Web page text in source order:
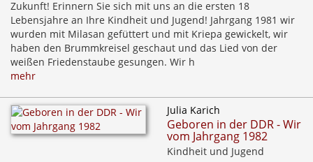
Zukunft! Erinnern Sie sich mit uns an die ersten 18
Lebensjahre an Ihre Kindheit und Jugend! Jahrgang 1981 wir
wurden mit Milasan gefüttert und mit Kriepa gewickelt, wir
haben den Brummkreisel geschaut und das Lied von der
weißen Friedenstaube gesungen. Wir h
mehr
Julia Karich
Geboren in der DDR - Wir
vom Jahrgang 1982
Kindheit und Jugend